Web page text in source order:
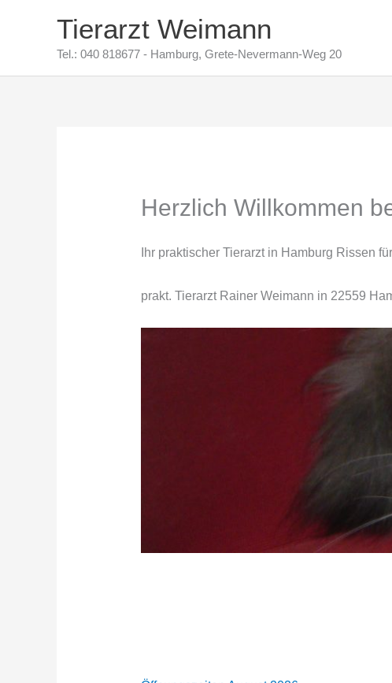
Tierarzt Weimann
Tel.: 040 818677 - Hamburg, Grete-Nevermann-Weg 20
Herzlich Willkommen
Ihr praktischer Tierarzt in Hamburg Rissen
prakt. Tierarzt Rainer Weimann in 22559